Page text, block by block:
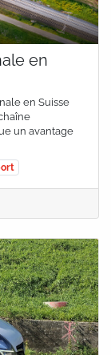
en
en Suisse
un avantage